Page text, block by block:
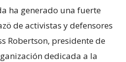
ha generado una fuerte
de activistas y defensores
Robertson, presidente de
dedicada a la